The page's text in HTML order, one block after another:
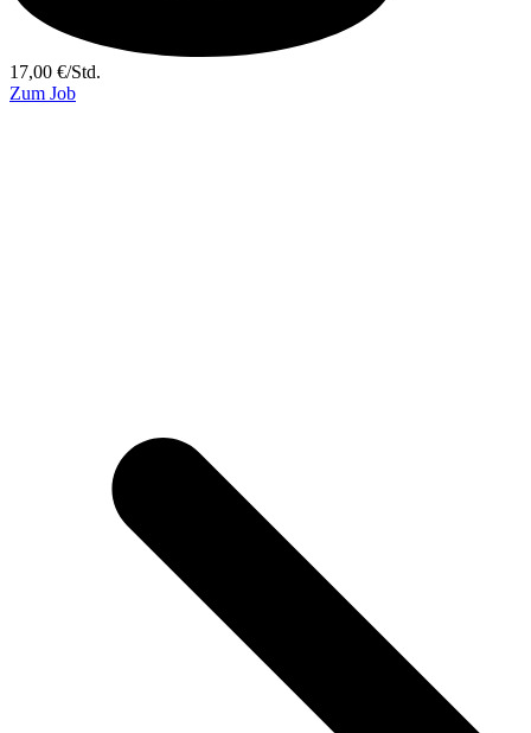
17,00 €/Std.
Zum Job